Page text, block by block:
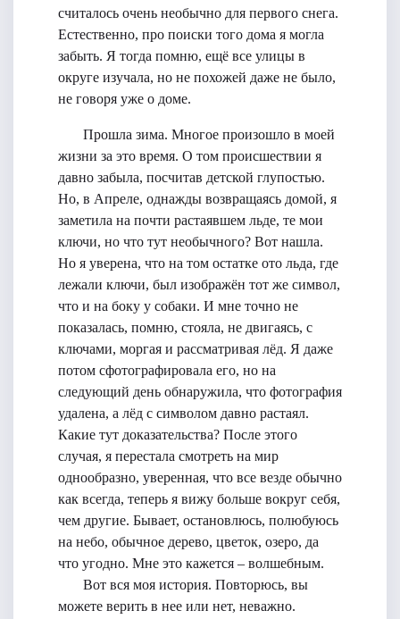
считалось очень необычно для первого снега.
Естественно, про поиски того дома я могла
забыть. Я тогда помню, ещё все улицы в
округе изучала, но не похожей даже не было,
не говоря уже о доме.
Прошла зима. Многое произошло в моей
жизни за это время. О том происшествии я
давно забыла, посчитав детской глупостью.
Но, в Апреле, однажды возвращаясь домой, я
заметила на почти растаявшем льде, те мои
ключи, но что тут необычного? Вот нашла.
Но я уверена, что на том остатке ото льда, где
лежали ключи, был изображён тот же символ,
что и на боку у собаки. И мне точно не
показалась, помню, стояла, не двигаясь, с
ключами, моргая и рассматривая лёд. Я даже
потом сфотографировала его, но на
следующий день обнаружила, что фотография
удалена, а лёд с символом давно растаял.
Какие тут доказательства? После этого
случая, я перестала смотреть на мир
однообразно, уверенная, что все везде обычно
как всегда, теперь я вижу больше вокруг себя,
чем другие. Бывает, остановлюсь, полюбуюсь
на небо, обычное дерево, цветок, озеро, да
что угодно. Мне это кажется – волшебным.
Вот вся моя история. Повторюсь, вы
можете верить в нее или нет, неважно.